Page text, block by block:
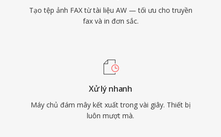
Tạo tệp ảnh FAX từ tài liệu AW — tối ưu cho truyền
fax và in đơn sắc.
Xử lý nhanh
Máy chủ đám mây kết xuất trong vài giây. Thiết bị
luôn mượt mà.